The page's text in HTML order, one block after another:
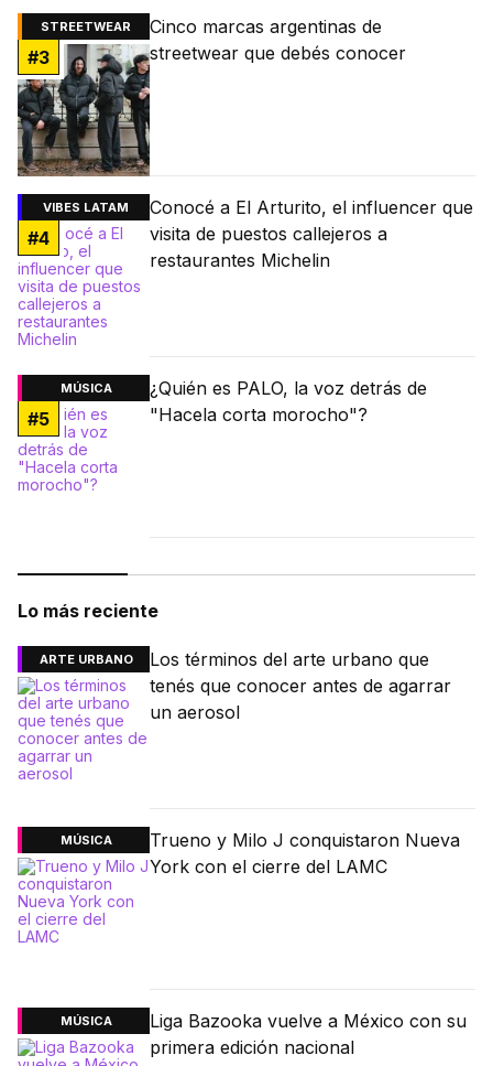
STREETWEAR
#3
Cinco marcas argentinas de
streetwear que debés conocer
VIBES LATAM
#4
Conocé a El Arturito, el influencer que
visita de puestos callejeros a
restaurantes Michelin
MÚSICA
#5
¿Quién es PALO, la voz detrás de
"Hacela corta morocho"?
Lo más reciente
ARTE URBANO
Los términos del arte urbano que
tenés que conocer antes de agarrar
un aerosol
MÚSICA
Trueno y Milo J conquistaron Nueva
York con el cierre del LAMC
MÚSICA
Liga Bazooka vuelve a México con su
primera edición nacional